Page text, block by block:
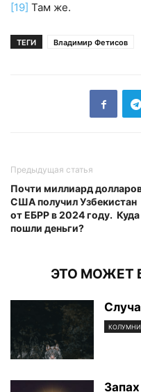
[19] Там же.
ТЕГИ Владимир Фетисов
Предыдущая статья
Почти миллиард
США получил Узбекистан
от ЕБРР в 2024 году. Куда
пошли деньги?
ЭТО МОЖЕТ